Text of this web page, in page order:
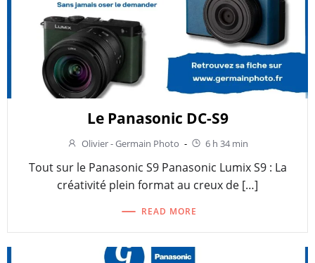
Le Panasonic DC-S9
Olivier - Germain Photo - 6 h 34 min
Tout sur le Panasonic S9 Panasonic Lumix S9 : La
créativité plein format au creux de […]
READ MORE